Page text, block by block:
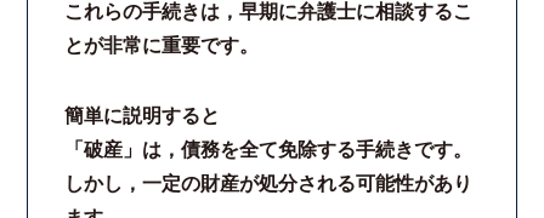
解決事例
採用情報
これらの手続きは，早期に弁護士に相談するこ
とが非常に重要です。
簡単に説明すると
「破産」は，債務を全て免除する手続きです。
しかし，一定の財産が処分される可能性があり